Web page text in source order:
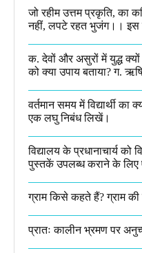
जो रहीम उत्तम प्रकृति, का
नहीं, लपटे रहत भुजंग।। इस
क. देवों और असुरों में युद्ध
को क्या उपाय बताया? ग.
वर्तमान समय में विद्यार्थी का
एक लघु निबंध लिखें।
विद्यालय के प्रधानाचार्य
पुस्तकें उपलब्ध कराने के लिए
ग्राम किसे कहते हैं? ग्राम की
प्रातः कालीन भ्रमण पर